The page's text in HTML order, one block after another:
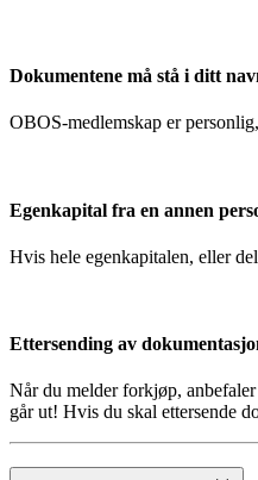
Dokumentene må stå i ditt
OBOS-medlemskap er
Egenkapital fra en annen
Hvis hele egenkapitalen, eller
Ettersending av
Når du melder forkjøp,
går ut! Hvis du skal ettersende